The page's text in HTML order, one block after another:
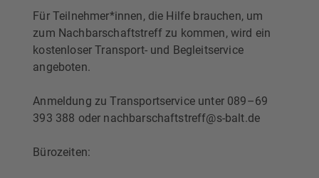
Für Teilnehmer*innen, die Hilfe brauchen, um
zum Nachbarschaftstreff zu kommen, wird ein
kostenloser Transport- und Begleitservice
angeboten.
Anmeldung zu Transportservice unter 089–69
393 388 oder nachbarschaftstreff@s-balt.de
Bürozeiten: